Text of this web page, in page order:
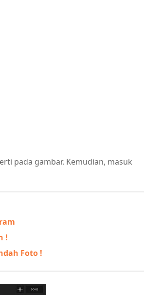
pada gambar. Kemudian, masuk
!
Foto !